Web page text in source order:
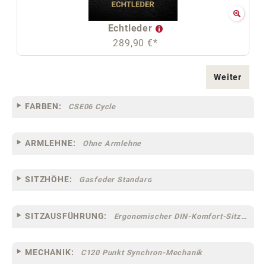
Echtleder
289,90 €*
Weiter
FARBEN: CSE06 Cycle
ARMLEHNE: Ohne Armlehne
SITZHÖHE: Gasfeder Standard
SITZAUSFÜHRUNG: Ergonomischer DIN-Komfort-Sitz [75]
MECHANIK: C120 Punkt Synchron-Mechanik